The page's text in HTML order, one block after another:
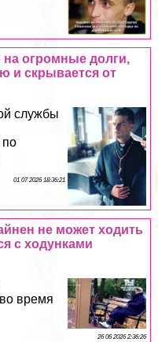
огромные долги,
и скрывается от
службы
по
01 07 2026 18:36:21
не может ходить
с ходунками
время
26 06 2026 2:36:26